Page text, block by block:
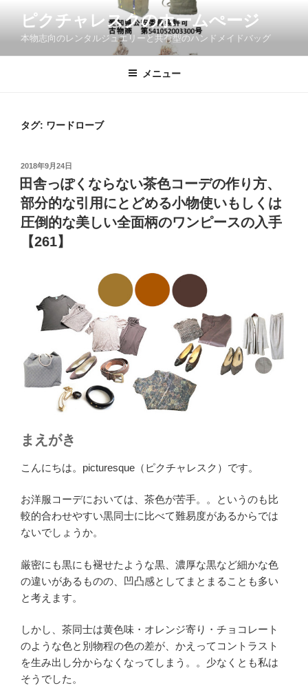
ン
ピクチャレスクのホームぺージ
本物志向のレンタルジュエリーと共有型のハンドメイドバッグ
メニュー
タグ: ワードローブ
投
稿
日:
2018年9月24日
田舎っぽくならない茶色コーデの作り方、
部分的な引用にとどめる小物使いもしくは
圧倒的な美しい全面柄のワンピースの入手
【261】
まえがき
こんにちは。picturesque（ピクチャレスク）です。
お洋服コーデにおいては、茶色が苦手。。というのも比
較的合わせやすい黒同士に比べて難易度があるからでは
ないでしょうか。
厳密にも黒にも褪せたような黒、濃厚な黒など細かな色
の違いがあるものの、凹凸感としてまとまることも多い
と考えます。
しかし、茶同士は黄色味・オレンジ寄り・チョコレート
のような色と別物程の色の差が、かえってコントラスト
を生み出し分からなくなってしまう。。少なくとも私は
そうでした。